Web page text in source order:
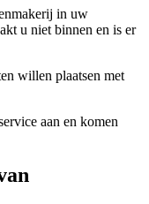
in uw
u niet binnen en is er
willen plaatsen met
aan en komen